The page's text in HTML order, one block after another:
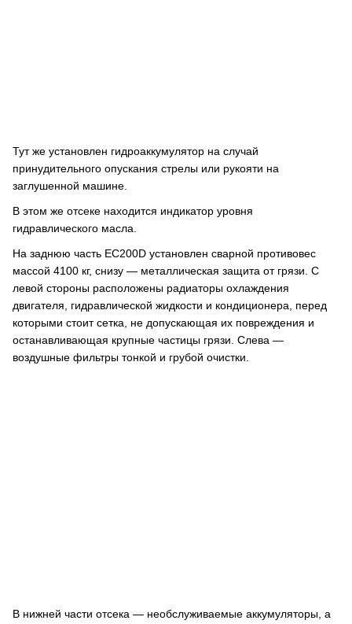
Тут же установлен гидроаккумулятор на случай
принудительного опускания стрелы или рукояти на
заглушенной машине.
В этом же отсеке находится индикатор уровня
гидравлического масла.
На заднюю часть EC200D установлен сварной противовес
массой 4100 кг, снизу — металлическая защита от грязи. С
левой стороны расположены радиаторы охлаждения
двигателя, гидравлической жидкости и кондиционера, перед
которыми стоит сетка, не допускающая их повреждения и
останавливающая крупные частицы грязи. Слева —
воздушные фильтры тонкой и грубой очистки.
В нижней части отсека — необслуживаемые аккумуляторы, а